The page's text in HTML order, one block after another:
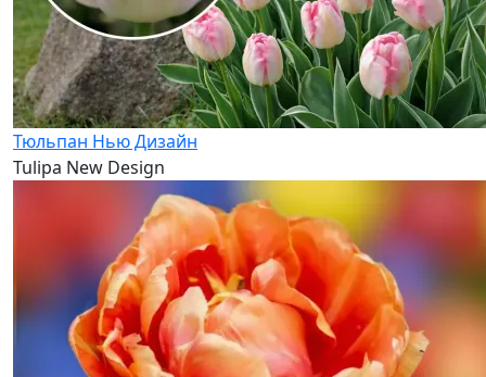
Тюльпан Нью Дизайн
Tulipa New Design